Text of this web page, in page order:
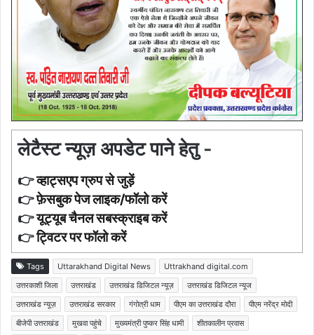
लेटैस्ट न्यूज़ अपडेट पाने हेतु -
👉व्हाट्सएप ग्रुप से जुड़ें
👉फ़ेसबुक पेज लाइक/फॉलो करें
👉यूट्यूब चैनल सबस्क्राइब करें
👉ट्विटर पर फॉलो करें
Tags Uttarakhand Digital News
Uttrakhand digital.com
उत्तरकाशी जिला
उत्तराखंड उत्तराखंड डिजिटल न्यूज़
उत्तराखंड डिजिटल न्यूज
उत्तराखंड न्यूज़
उत्तराखंड सरकार गंगोत्री धाम पीएम का उत्तराखंड दौरा
पीएम नरेंद्र मोदी
बीजेपी उत्तराखंड
मुखवा पहुंचे मुख्यमंत्री पुष्कर सिंह धामी
शीतकालीन प्रवास